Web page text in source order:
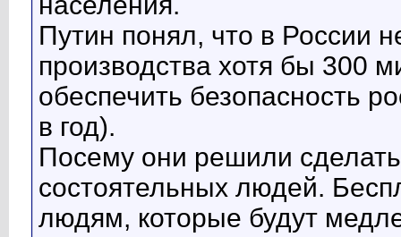
Путин понял, что в России
производства хотя бы 300
обеспечить безопасность
в год).
Посему они решили
состоятельных людей.
людям, которые будут